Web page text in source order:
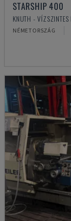
STARSHIP 400
KNUTH - VÍZSZINTES
NÉMETORSZÁG